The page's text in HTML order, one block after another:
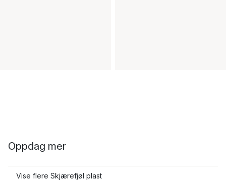
Oppdag mer
Vise flere Skjærefjøl plast